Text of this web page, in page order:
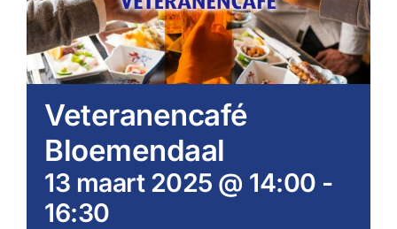
Veteranencafé
Bloemendaal
13 maart 2025 @ 14:00 -
16:30